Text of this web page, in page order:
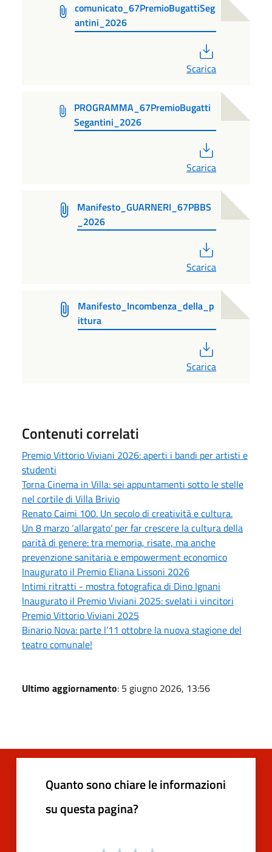
comunicato_67PremioBugattiSeg
antini_2026
Scarica
PROGRAMMA_67PremioBugatti
Segantini_2026
Scarica
Manifesto_GUARNERI_67PBBS
_2026
Scarica
Manifesto_Incombenza_della_p
ittura
Scarica
Contenuti correlati
Premio Vittorio Viviani 2026: aperti i bandi per artisti e
studenti
Torna Cinema in Villa: sei appuntamenti sotto le stelle
nel cortile di Villa Brivio
Renato Caimi 100. Un secolo di creatività e cultura.
Un 8 marzo ‘allargato’ per far crescere la cultura della
parità di genere: tra memoria, risate, ma anche
prevenzione sanitaria e empowerment economico
Inaugurato il Premio Eliana Lissoni 2026
Intimi ritratti - mostra fotografica di Dino Ignani
Inaugurato il Premio Viviani 2025: svelati i vincitori
Premio Vittorio Viviani 2025
Binario Nova: parte l’11 ottobre la nuova stagione del
teatro comunale!
Ultimo aggiornamento: 5 giugno 2026, 13:56
Quanto sono chiare le informazioni
su questa pagina?